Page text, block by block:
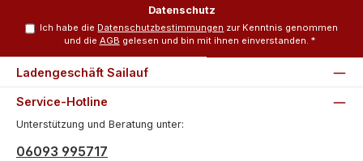
Datenschutz
Ich habe die Datenschutzbestimmungen zur Kenntnis genommen
und die AGB gelesen und bin mit ihnen einverstanden. *
Service-Hotline
Unterstützung und Beratung unter:
06093 995717
Ladengeschäft Sailauf